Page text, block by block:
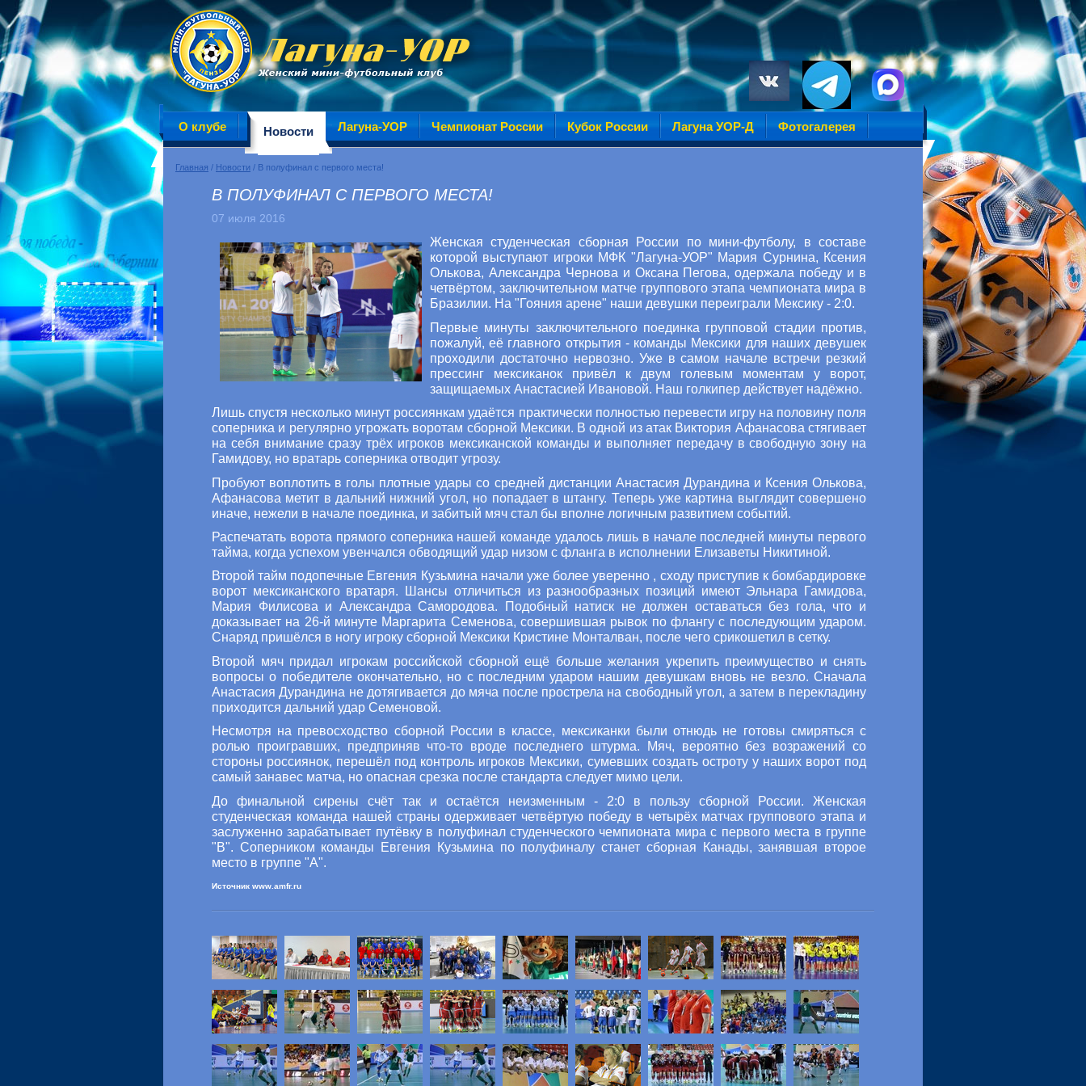
О клубе Новости Лагуна-УОР Чемпионат России Кубок России Лагуна УОР-Д Фотогалерея
Главная / Новости / В полуфинал с первого места!
В ПОЛУФИНАЛ С ПЕРВОГО МЕСТА!
07 июля 2016
Женская студенческая сборная России по мини-футболу, в составе
которой выступают игроки МФК "Лагуна-УОР" Мария Сурнина, Ксения
Олькова, Александра Чернова и Оксана Пегова, одержала победу и в
четвёртом, заключительном матче группового этапа чемпионата мира в
Бразилии. На "Гояния арене" наши девушки переиграли Мексику - 2:0.
Первые минуты заключительного поединка групповой стадии против,
пожалуй, её главного открытия - команды Мексики для наших девушек
проходили достаточно нервозно. Уже в самом начале встречи резкий
прессинг мексиканок привёл к двум голевым моментам у ворот,
защищаемых Анастасией Ивановой. Наш голкипер действует надёжно.
Лишь спустя несколько минут россиянкам удаётся практически полностью перевести игру на половину поля
соперника и регулярно угрожать воротам сборной Мексики. В одной из атак Виктория Афанасова стягивает
на себя внимание сразу трёх игроков мексиканской команды и выполняет передачу в свободную зону на
Гамидову, но вратарь соперника отводит угрозу.
Пробуют воплотить в голы плотные удары со средней дистанции Анастасия Дурандина и Ксения Олькова,
Афанасова метит в дальний нижний угол, но попадает в штангу. Теперь уже картина выглядит совершено
иначе, нежели в начале поединка, и забитый мяч стал бы вполне логичным развитием событий.
Распечатать ворота прямого соперника нашей команде удалось лишь в начале последней минуты первого
тайма, когда успехом увенчался обводящий удар низом с фланга в исполнении Елизаветы Никитиной.
Второй тайм подопечные Евгения Кузьмина начали уже более уверенно , сходу приступив к бомбардировке
ворот мексиканского вратаря. Шансы отличиться из разнообразных позиций имеют Эльнара Гамидова,
Мария Филисова и Александра Самородова. Подобный натиск не должен оставаться без гола, что и
доказывает на 26-й минуте Маргарита Семенова, совершившая рывок по флангу с последующим ударом.
Снаряд пришёлся в ногу игроку сборной Мексики Кристине Монталван, после чего срикошетил в сетку.
Второй мяч придал игрокам российской сборной ещё больше желания укрепить преимущество и снять
вопросы о победителе окончательно, но с последним ударом нашим девушкам вновь не везло. Сначала
Анастасия Дурандина не дотягивается до мяча после прострела на свободный угол, а затем в перекладину
приходится дальний удар Семеновой.
Несмотря на превосходство сборной России в классе, мексиканки были отнюдь не готовы смиряться с
ролью проигравших, предприняв что-то вроде последнего штурма. Мяч, вероятно без возражений со
стороны россиянок, перешёл под контроль игроков Мексики, сумевших создать остроту у наших ворот под
самый занавес матча, но опасная срезка после стандарта следует мимо цели.
До финальной сирены счёт так и остаётся неизменным - 2:0 в пользу сборной России. Женская
студенческая команда нашей страны одерживает четвёртую победу в четырёх матчах группового этапа и
заслуженно зарабатывает путёвку в полуфинал студенческого чемпионата мира с первого места в группе
"В". Соперником команды Евгения Кузьмина по полуфиналу станет сборная Канады, занявшая второе
место в группе "А".
Источник www.amfr.ru